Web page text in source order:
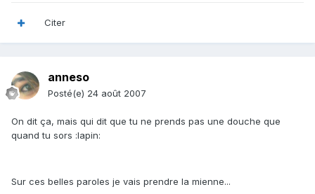
Citer
anneso
Posté(e) 24 août 2007
On dit ça, mais qui dit que tu ne prends pas une douche que
quand tu sors :lapin:
Sur ces belles paroles je vais prendre la mienne...